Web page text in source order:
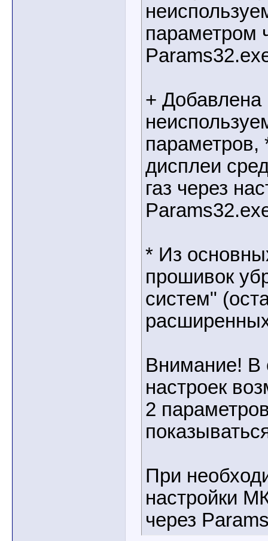
параметром
+
дисплеи
газ через
* Из
прошивок
систем"
Внимание! В
настроек
2
При
настройки
через